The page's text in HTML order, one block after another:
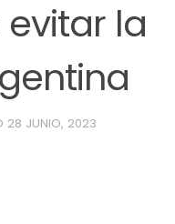
la
28 JUNIO, 2023